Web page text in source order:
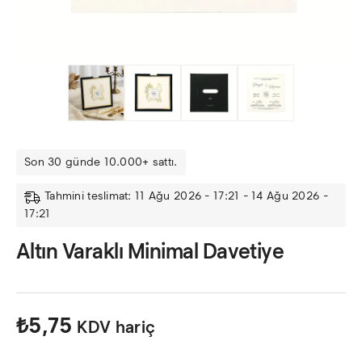
Son 30 günde 10.000+ sattı.
Tahmini teslimat: 11 Ağu 2026 - 17:21 - 14 Ağu 2026 -
17:21
Altın Varaklı Minimal Davetiye
₺5,75 KDV hariç